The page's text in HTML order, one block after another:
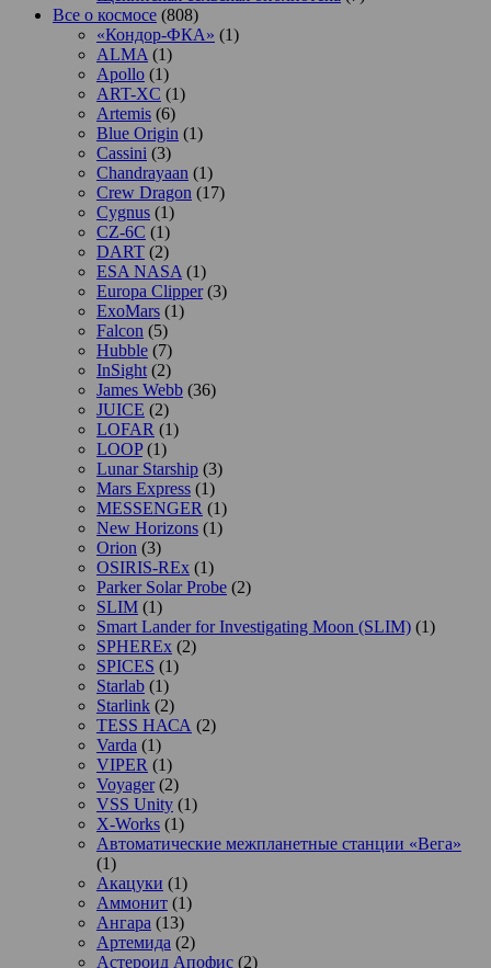
Все о космосе (808)
«Кондор-ФКА» (1)
ALMA (1)
Apollo (1)
ART-XC (1)
Artemis (6)
Blue Origin (1)
Cassini (3)
Chandrayaan (1)
Crew Dragon (17)
Cygnus (1)
CZ-6C (1)
DART (2)
ESA NASA (1)
Europa Clipper(3)
ExoMars (1)
Falcon (5)
Hubble (7)
InSight (2)
James Webb (36)
JUICE (2)
LOFAR (1)
LOOP(1)
Lunar Starship (3)
Mars Express (1)
MESSENGER (1)
New Horizons (1)
Orion (3)
OSIRIS-REx (1)
Parker Solar Probe (2)
SLIM (1)
Smart Lander for Investigating Moon (SLIM) (1)
SPHEREx (2)
SPICES (1)
Starlab (1)
Starlink (2)
TESS НАСА (2)
Varda (1)
VIPER (1)
Voyager(2)
VSS Unity (1)
X-Works (1)
Автоматические межпланетные станции «Вега»
(1)
Акацуки (1)
Аммонит (1)
Ангара (13)
Артемида (2)
Астероид Апофис (2)